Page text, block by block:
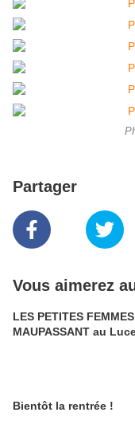
Partager
Vous aimerez
LES PETITES
MAUPASSANT au
Bientôt la rentrée !